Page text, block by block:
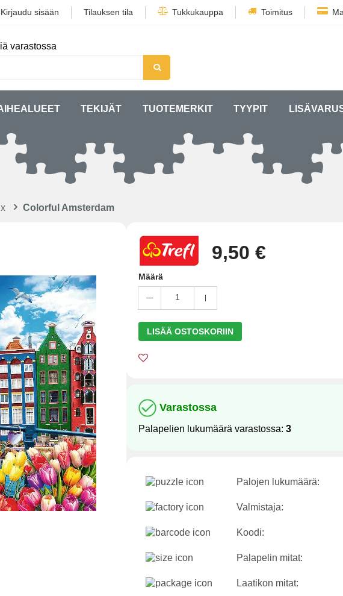
Kirjaudu sisään Tilauksen tila Tukkukauppa Toimitus
varastossa
TEKIJÄT TUOTEMERKIT TYYPIT
Colorful Amsterdam
9,50 €
Määrä
1
LISÄÄ OSTOSKORIIN
Varastossa
Palapelien lukumäärä varastossa: 3
Palojen lukumäärä:
Valmistaja:
Koodi:
Palapelin mitat:
Laatikon mitat: